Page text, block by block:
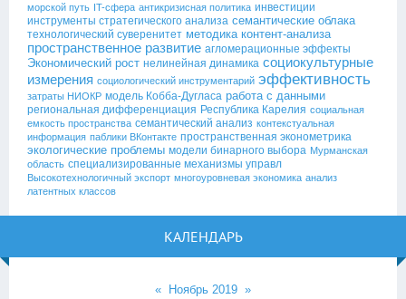
морской путь IT-сфера антикризисная политика инвестиции
инструменты стратегического анализа семантические облака
технологический суверенитет методика контент-анализа
пространственное развитие агломерационные эффекты
Экономический рост нелинейная динамика социокультурные
измерения социологический инструментарий эффективность
затраты НИОКР модель Кобба-Дугласа работа с данными
региональная дифференциация Республика Карелия социальная
емкость пространства семантический анализ контекстуальная
информация паблики ВКонтакте пространственная эконометрика
экологические проблемы модели бинарного выбора Мурманская
область специализированные механизмы управл
Высокотехнологичный экспорт многоуровневая экономика анализ
латентных классов
КАЛЕНДАРЬ
« Ноябрь 2019 »